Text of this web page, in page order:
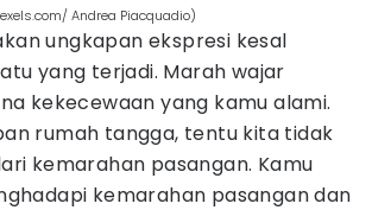
Andrea Piacquadio)
ungkapan ekspresi kesal
yang terjadi. Marah wajar
kekecewaan yang kamu alami.
rumah tangga, tentu kita tidak
kemarahan pasangan. Kamu
kemarahan pasangan dan